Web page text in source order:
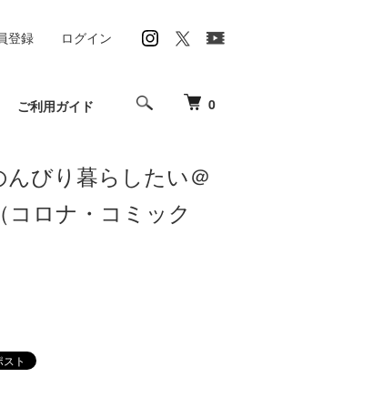
0
ご利用ガイド
登録 ログイン
びり暮らしたい＠
コロナ・コミック